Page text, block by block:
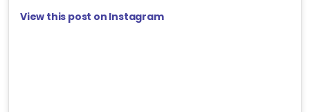
View this post on Instagram